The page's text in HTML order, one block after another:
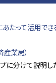
たって活用で
業局）
に分けて説明し